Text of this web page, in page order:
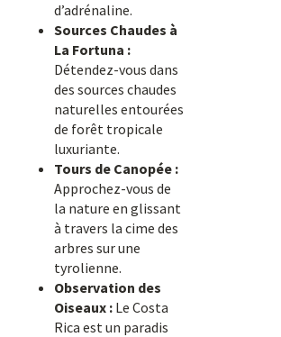
d’adrénaline.
Sources Chaudes à
La Fortuna :
Détendez-vous dans
des sources chaudes
naturelles entourées
de forêt tropicale
luxuriante.
Tours de Canopée :
Approchez-vous de
la nature en glissant
à travers la cime des
arbres sur une
tyrolienne.
Observation des
Oiseaux : Le Costa
Rica est un paradis